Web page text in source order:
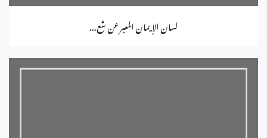
لسان الإيمان المعبر عن شع...